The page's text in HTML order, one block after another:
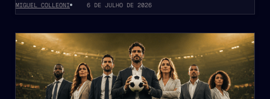
MIGUEL COLLEONI 6 DE JULHO DE 2026